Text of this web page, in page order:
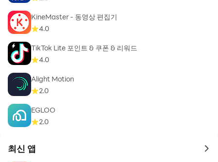
지도록 도와줍니다. 나의 정확한 위치가 광고주와 절대 공유
되지 않습니다.
선택 접근권한 안내*
●연락처: 내 연락처에 등록된 사람에게 동영상을 공유하는
데 필요
● 연락처(계정 가져오기): 계정에 로그인하는 데 필요합니
다.
● 저장용량: 내 기기에 이미 저장되어 있는 동영상을 업로
드하는 데 필요
● 카메라: 앱에서 동영상을 만드는 데 필요
● 알림: 비디오 및 활동 관련 알림을 전달하기 위한 목적
● 통화: 앱에서 데이터 요금제 정보를 파악할 수 있습니다.
KineMaster - 동영상 편집기
4.0
TikTok Lite 포인트 & 쿠폰 & 리워드
4.0
Alight Motion
2.0
EGLOO
2.0
최신 앱 to